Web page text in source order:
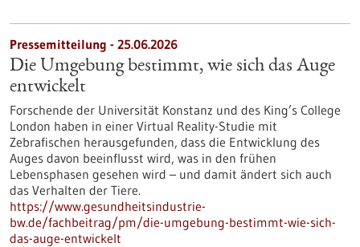
Pressemitteilung - 25.06.2026
Die Umgebung bestimmt, wie sich das Auge
entwickelt
Forschende der Universität Konstanz und des King’s College
London haben in einer Virtual Reality-Studie mit
Zebrafischen herausgefunden, dass die Entwicklung des
Auges davon beeinflusst wird, was in den frühen
Lebensphasen gesehen wird – und damit ändert sich auch
das Verhalten der Tiere.
https://www.gesundheitsindustrie-
bw.de/fachbeitrag/pm/die-umgebung-bestimmt-wie-sich-
das-auge-entwickelt